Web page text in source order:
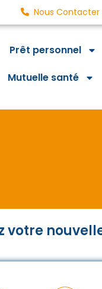
Nous Contacter
Prêt personnel
Mutuelle santé
votre